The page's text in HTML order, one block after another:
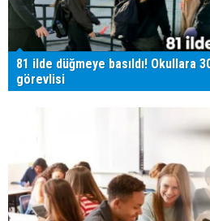
81 ilde düğmeye basıldı! Okullara
görevlisi